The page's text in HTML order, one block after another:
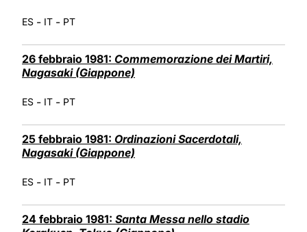
ES - IT - PT
26 febbraio 1981: Commemorazione dei Martiri,
Nagasaki (Giappone)
ES - IT - PT
25 febbraio 1981: Ordinazioni Sacerdotali,
Nagasaki (Giappone)
ES - IT - PT
24 febbraio 1981: Santa Messa nello stadio